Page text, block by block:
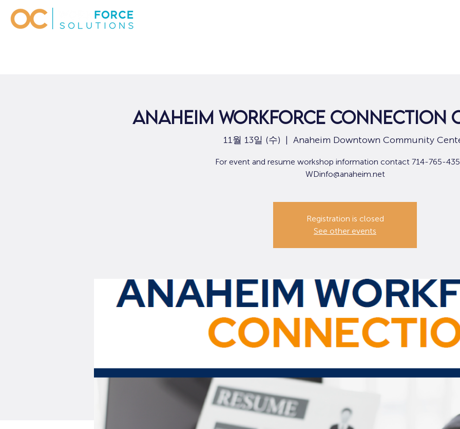
Anaheim Workforce Connection
11월 13일 (수)
  |
Anaheim Downtown Community
For event and resume workshop information contact 714-765-
WDinfo@anaheim.net
Registration is closed
See other events